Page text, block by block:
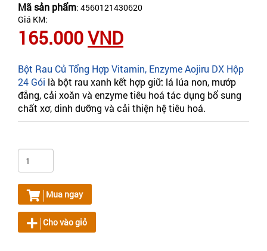
Mã sản phẩm: 4560121430620
Giá KM:
165.000VND
Bột Rau Củ Tổng Hợp Vitamin, Enzyme Aojiru DX Hộp
24 Gói là bột rau xanh kết hợp giữ: lá lúa non, mướp
đắng, cải xoăn và enzyme tiêu hoá tác dụng bổ sung
chất xơ, dinh dưỡng và cải thiện hệ tiêu hoá.
Mua ngay
Cho vào giỏ